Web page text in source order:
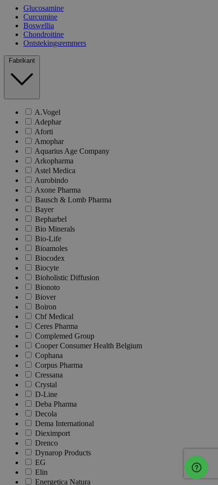
Glucosamine
Curcumine
Boswellia
Chondroitine
Ontstekingsremmers
Fabrikant
A.Vogel
Adephar
Aforti
Amophar
Aquarius Age Company
Arkopharma
Astel Medica
Aurobindo
Axone Pharma
Bausch & Lomb Pharma
Bayer
Bepharbel
Bio Minerals
Bio-Life
Bioamoles
Biocodex
Biocyte
Bioholistic Diffusion
Bionoto
Biover
Boiron
Cbf Medical
Ceres Pharma
Complemed Group
Cooper Consumer Health Belgium
Cophana
Corpus Pharma
Cressana
Crystal
D-Line
Deba Pharma
Decola
Dema International
Dieximport
Drenco
Dynarop Products
EG
Elin
Energetica Natura